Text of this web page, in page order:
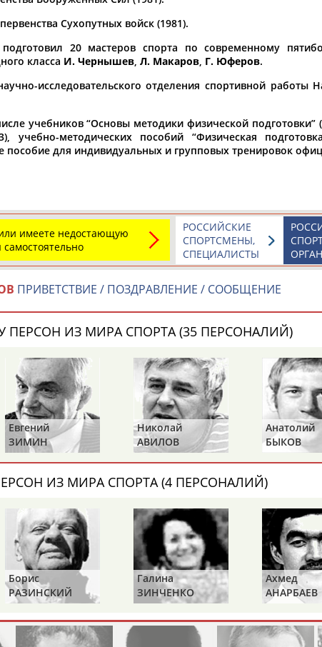
рождения
АБАЛАКИНА
АБАРЕНОВ
Тамилла
АБАСОВА
Каримжан
АБДРАХМАНОВ
Аделя
АБДРАХМАНОВА
Андрей
АБДУВАЛИЕВ
Абдула
АБДУЛЖАЛИЛОВ
Магомед
АБДУЛКАГИРОВ
Назир
АБДУЛЛАЕВ
спортсмене, тренере, специалисте или
героев! Герои спорта - это одни из главных патриотов
Рустам
Магомед
Нурлан
Сухопутных войск (1981).
20 мастеров спорта по современному
класса И. Чернышев Л. Макаров Г. Юферов.
исследовательского отделения спортивной работы
учебников “Основы методики физической подготовки”
учебно-методических пособий “Физическая
пособие для индивидуальных и групповых тренировок
имеете недостающую
РОССИЙСКИЕ
СПОРТСМЕНЫ,
СПЕЦИАЛИСТЫ
ПРИВЕТСТВИЕ / ПОЗДРАВЛЕНИЕ / СООБЩЕНИЕ
ПЕРСОН ИЗ МИРА СПОРТА (35 ПЕРСОНАЛИЙ)
Евгений
ЗИМИН
Николай
АВИЛОВ
Анатолий
БЫКОВ
ИЗ МИРА СПОРТА (4 ПЕРСОНАЛИЙ)
Борис
РАЗИНСКИЙ
Галина
ЗИНЧЕНКО
Ахмед
АНАРБАЕВ